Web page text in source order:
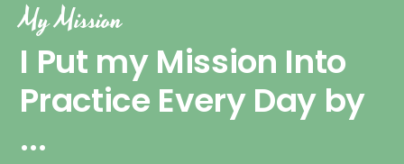
My Mission
I Put my Mission Into
Practice Every Day by
...